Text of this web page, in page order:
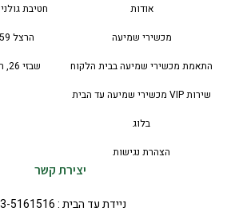
אודות
מכשירי שמיעה
התאמת מכשירי שמיעה בבית הלקוח
שירות VIP מכשירי שמיעה עד הבית
בלוג
הצהרת נגישות
חטיבת גולני 9, מודיעין-מכבים-רעות
הרצל 59, רמלה ( בית רוחם )
שבזי 26, ראש העין (בניין יהלום)
יצירת קשר
ניידת עד הבית : 03-5161516